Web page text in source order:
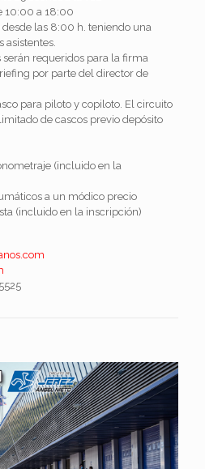
10:00 a 18:00
las 8:00 h. teniendo una
asistentes.
serán requeridos para la firma
por parte del director de
para piloto y copiloto. El circuito
de cascos previo depósito
(incluido en la
a un módico precio
(incluido en la inscripción)